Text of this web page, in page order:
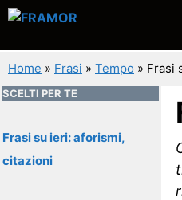
Vai
contenuto
Home » Frasi » Tempo » Frasi
SCELTI PER TE
Frasi su ieri: aforismi,
citazioni